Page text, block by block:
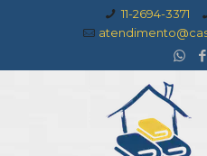
11-2694-3371